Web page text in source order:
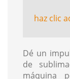
haz clic
Dé un
de
máquina